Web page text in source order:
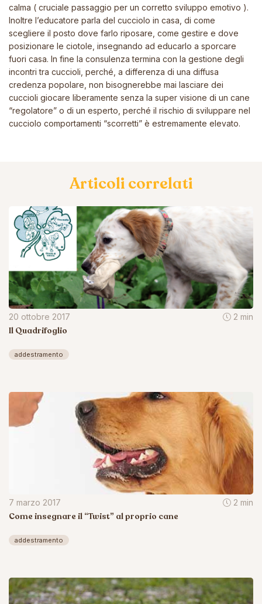
calma ( cruciale passaggio per un corretto sviluppo emotivo ).
Inoltre l’educatore parla del cucciolo in casa, di come
scegliere il posto dove farlo riposare, come gestire e dove
posizionare le ciotole, insegnando ad educarlo a sporcare
fuori casa. In fine la consulenza termina con la gestione degli
incontri tra cuccioli, perché, a differenza di una diffusa
credenza popolare, non bisognerebbe mai lasciare dei
cuccioli giocare liberamente senza la super visione di un cane
“regolatore” o di un esperto, perché il rischio di sviluppare nel
cucciolo comportamenti “scorretti” è estremamente elevato.
Articoli correlati
20 ottobre 2017 2 min
Il Quadrifoglio
addestramento
7 marzo 2017 2 min
Come insegnare il “Twist” al proprio cane
addestramento